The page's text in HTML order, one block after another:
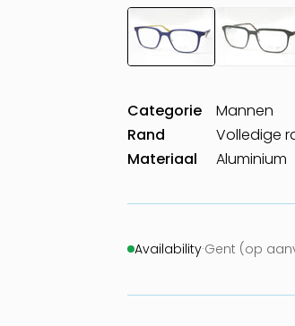
Categorie
Mannen
Rand
Volledige
Materiaal
Aluminium
Availability·Gent (op